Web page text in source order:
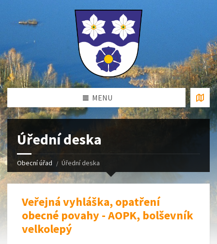
MENU
Úřední deska
Obecní úřad Úřední deska
Veřejná vyhláška, opatření
obecné povahy - AOPK, bolševník
velkolepý